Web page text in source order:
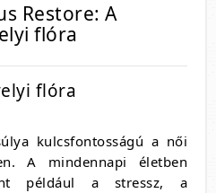
Restore: A
flóra
flóra
kulcsfontosságú a női
A mindennapi életben
például a stressz, a